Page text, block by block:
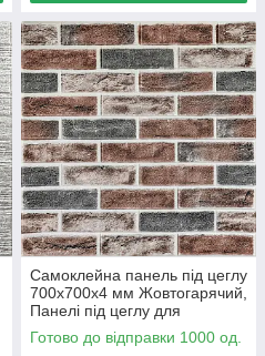
Самоклейна панель під цеглу
700x700x4 мм Жовтогарячий,
Панелі під цеглу для
внутрішніх робіт
Готово до відправки 1000 од.